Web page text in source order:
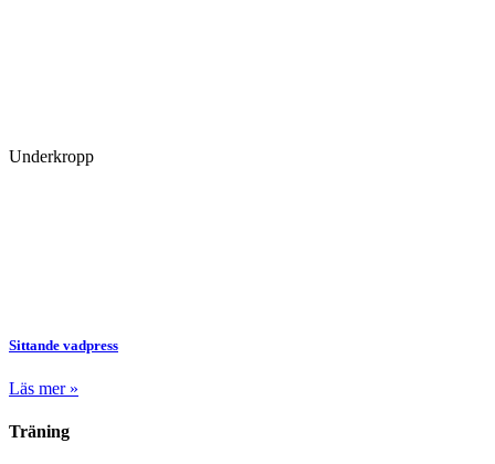
Underkropp
Sittande vadpress
Läs mer »
Träning